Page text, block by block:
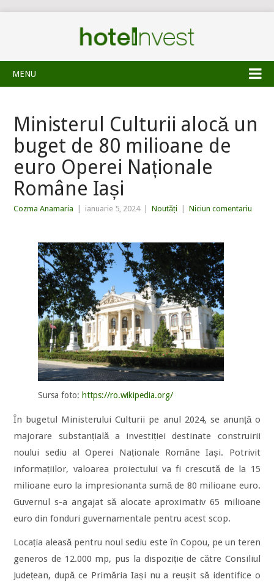
MENU
Ministerul Culturii alocă un
buget de 80 milioane de
euro Operei Naționale
Române Iași
Cozma Anamaria ianuarie 5, 2024 Noutăți Niciun comentariu
Sursa foto: https://ro.wikipedia.org/
În bugetul Ministerului Culturii pe anul 2024, se anunță o
majorare substanțială a investiției destinate construirii
noului sediu al Operei Naționale Române Iași. Potrivit
informațiilor, valoarea proiectului va fi crescută de la 15
milioane euro la impresionanta sumă de 80 milioane euro.
Guvernul s-a angajat să alocate aproximativ 65 milioane
euro din fonduri guvernamentale pentru acest scop.
Locația aleasă pentru noul sediu este în Copou, pe un teren
generos de 12.000 mp, pus la dispoziție de către Consiliul
Județean, după ce Primăria Iași nu a reușit să identifice o